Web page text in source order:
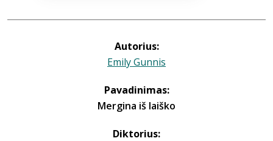
Autorius:
Emily Gunnis
Pavadinimas:
Mergina iš laiško
Diktorius: